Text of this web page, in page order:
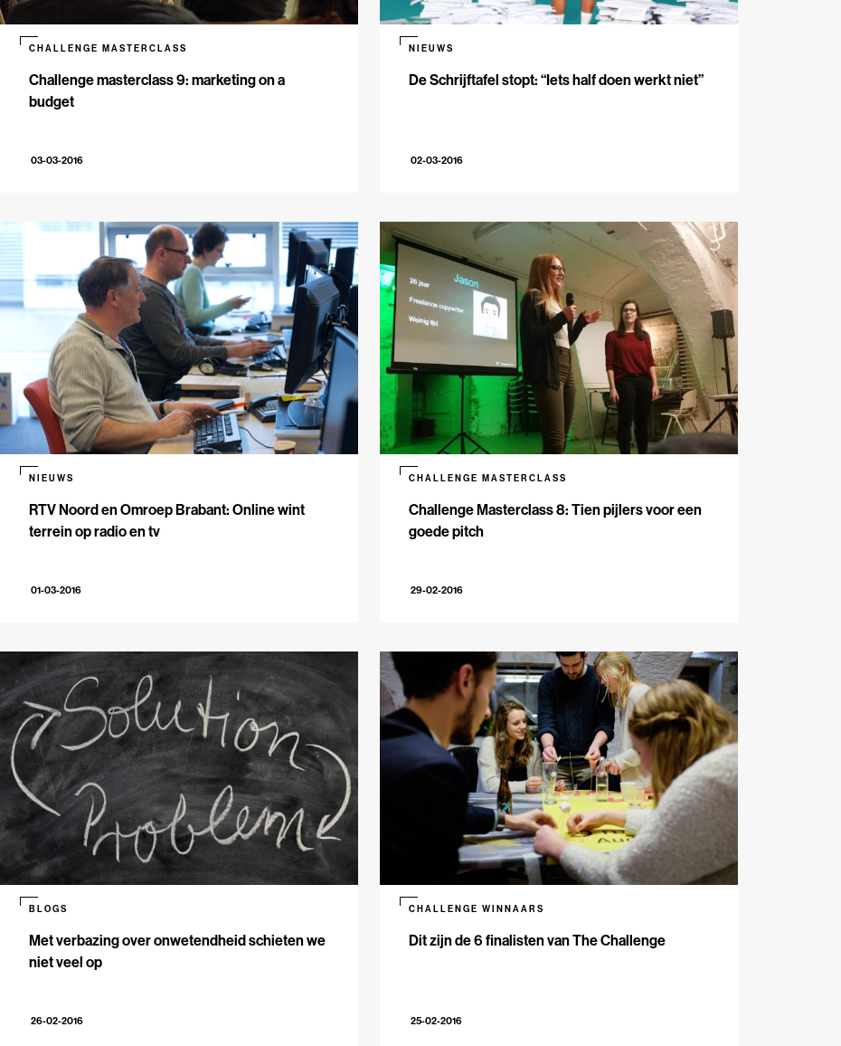
Challenge masterclass 9: marketing on a
budget
CHALLENGE MASTERCLASS
03-03-2016
De Schrijftafel stopt: “Iets half doen werkt niet”
NIEUWS
02-03-2016
RTV Noord en Omroep Brabant: Online wint
terrein op radio en tv
NIEUWS
01-03-2016
Challenge Masterclass 8: Tien pijlers voor een
goede pitch
CHALLENGE MASTERCLASS
29-02-2016
Met verbazing over onwetendheid schieten we
niet veel op
BLOGS
26-02-2016
Dit zijn de 6 finalisten van The Challenge
CHALLENGE WINNAARS
25-02-2016